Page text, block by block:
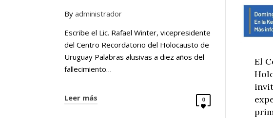
El
By administrador
Escribe el Lic. Rafael Winter, vicepresidente
del Centro Recordatorio del Holocausto de
Uruguay Palabras alusivas a diez años del
fallecimiento…
Leer más 0